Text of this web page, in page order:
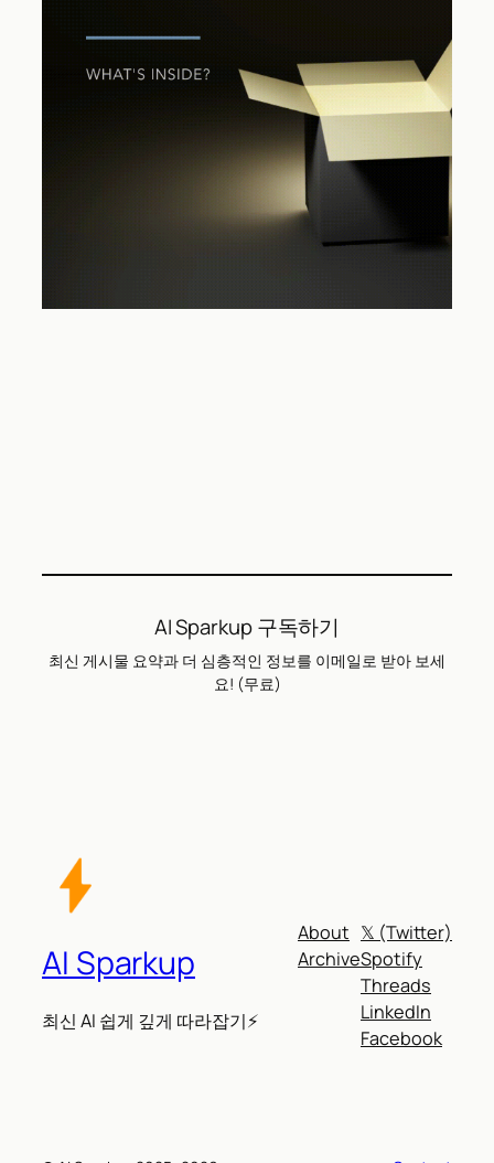
AI Sparkup 구독하기
최신 게시물 요약과 더 심층적인 정보를 이메일로 받아 보세
요! (무료)
AI Sparkup
최신 AI 쉽게 깊게 따라잡기⚡
About
Archive
𝕏 (Twitter)
Spotify
Threads
LinkedIn
Facebook